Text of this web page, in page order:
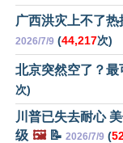
广西洪灾上不了
2026/7/9 (44,217次)
北京突然空了？
次)
川普已失去耐心
级 🖼️📝 2026/7/9 (